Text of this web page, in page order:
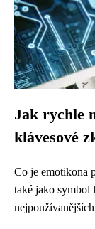
Jak rychle
klávesové
Co je emotikona
také jako symbol